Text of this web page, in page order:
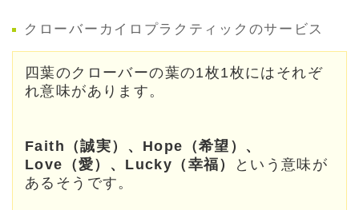
クローバーカイロプラクティックのサービス
四葉のクローバーの葉の1枚1枚にはそれぞ
れ意味があります。
Faith（誠実）、Hope（希望）、
Love（愛）、Lucky（幸福）
という意味が
あるそうです。